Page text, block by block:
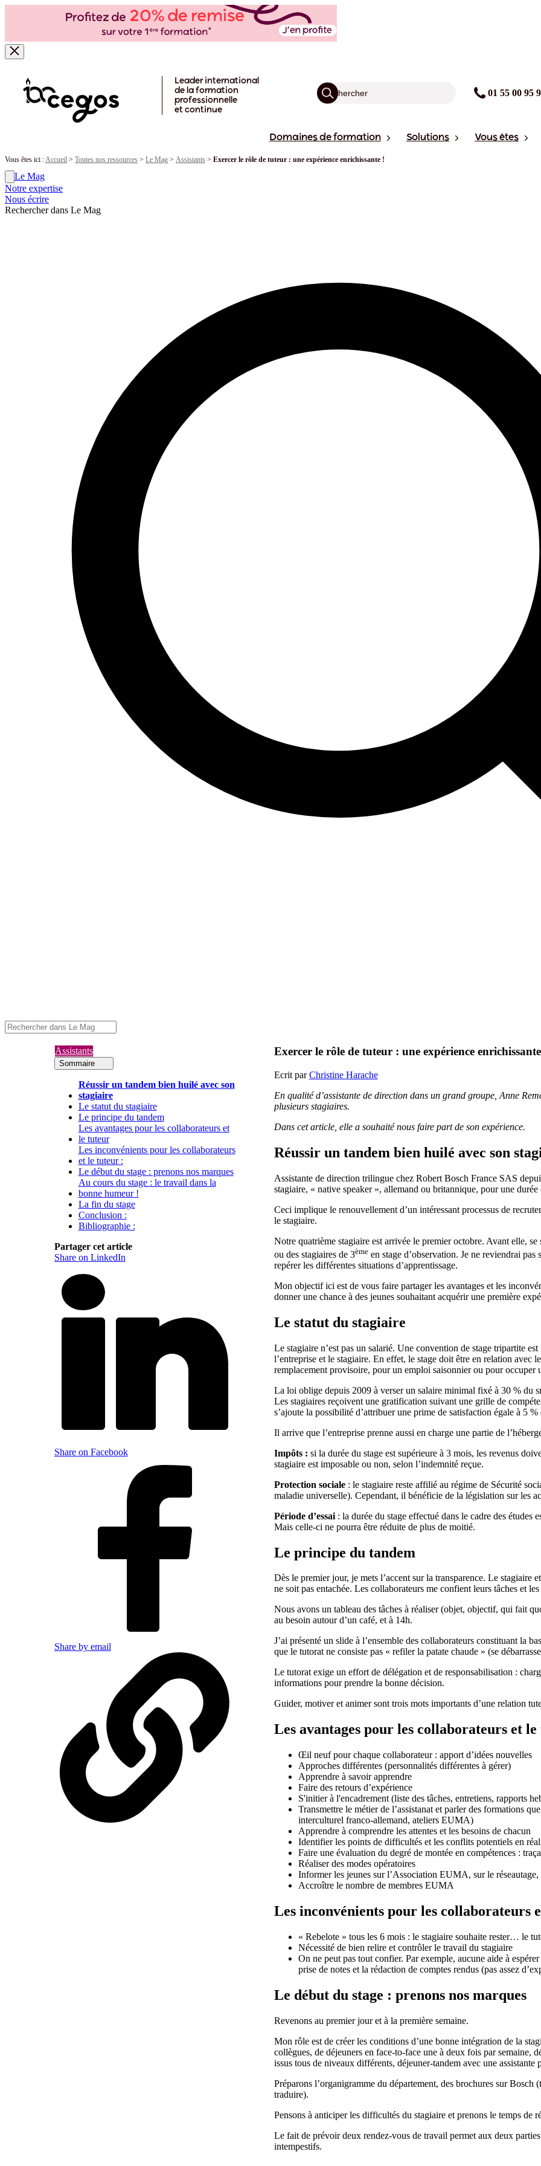
Leader international
de la formation
professionnelle
et continue
01 55 00 95
Domaines de formation Solutions Vous êtes
Vous êtes ici :Accueil > Toutes nos ressources > Le Mag > Assistants > Exercer le rôle de tuteur : une expérience enrichissante !
Le Mag
Notre expertise
Nous écrire
Rechercher dans Le Mag
Assistants
Sommaire
Réussir un tandem bien huilé avec son
stagiaire
Le statut du stagiaire
Le principe du tandem
Les avantages pour les collaborateurs et
le tuteur
Les inconvénients pour les collaborateurs
et le tuteur :
Le début du stage : prenons nos marques
Au cours du stage : le travail dans la
bonne humeur !
La fin du stage
Conclusion :
Bibliographie :
Partager cet article
Share on LinkedIn
Share on Facebook
Share by email
Exercer le rôle de tuteur : une expérience
Ecrit parChristine Harache
En qualité d’assistante de direction dans un grand groupe, Anne
plusieurs stagiaires.
Dans cet article, elle a souhaité nous faire part de son expérience.
Réussir un tandem bien huilé avec son
Assistante de direction trilingue chez Robert Bosch France SAS
stagiaire, « native speaker », allemand ou britannique, pour une durée
Ceci implique le renouvellement d’un intéressant processus de
le stagiaire.
Notre quatrième stagiaire est arrivée le premier octobre. Avant elle,
ou des stagiaires de 3èmeen stage d’observation. Je ne reviendrai pas
repérer les différentes situations d’apprentissage.
Mon objectif ici est de vous faire partager les avantages et les
donner une chance à des jeunes souhaitant acquérir une première
Le statut du stagiaire
Le stagiaire n’est pas un salarié. Une convention de stage tripartite
l’entreprise et le stagiaire. En effet, le stage doit être en relation avec
remplacement provisoire, pour un emploi saisonnier ou pour occuper
La loi oblige depuis 2009 à verser un salaire minimal fixé à 30 % du
Les stagiaires reçoivent une gratification suivant une grille de
s’ajoute la possibilité d’attribuer une prime de satisfaction égale à 5 %
Il arrive que l’entreprise prenne aussi en charge une partie de
Impôts : si la durée du stage est supérieure à 3 mois, les revenus
stagiaire est imposable ou non, selon l’indemnité reçue.
Protection sociale: le stagiaire reste affilié au régime de Sécurité
maladie universelle). Cependant, il bénéficie de la législation sur les
Période d’essai: la durée du stage effectué dans le cadre des études
Mais celle-ci ne pourra être réduite de plus de moitié.
Le principe du tandem
Dès le premier jour, je mets l’accent sur la transparence. Le stagiaire
ne soit pas entachée. Les collaborateurs me confient leurs tâches et
Nous avons un tableau des tâches à réaliser (objet, objectif, qui fait
au besoin autour d’un café, et à 14h.
J’ai présenté un slide à l’ensemble des collaborateurs constituant la
que le tutorat ne consiste pas « refiler la patate chaude » (se
Le tutorat exige un effort de délégation et de responsabilisation :
informations pour prendre la bonne décision.
Guider, motiver et animer sont trois mots importants d’une relation
Les avantages pour les collaborateurs et
Œil neuf pour chaque collaborateur : apport d’idées nouvelles
Approches différentes (personnalités différentes à gérer)
Apprendre à savoir apprendre
Faire des retours d’expérience
S'initier à l'encadrement (liste des tâches, entretiens, rapports
Transmettre le métier de l’assistanat et parler des formations
interculturel franco-allemand, ateliers EUMA)
Apprendre à comprendre les attentes et les besoins de chacun
Identifier les points de difficultés et les conflits potentiels en
Faire une évaluation du degré de montée en compétences :
Réaliser des modes opératoires
Informer les jeunes sur l’Association EUMA, sur le réseautage,
Accroître le nombre de membres EUMA
Les inconvénients pour les collaborateurs
« Rebelote » tous les 6 mois : le stagiaire souhaite rester… le
Nécessité de bien relire et contrôler le travail du stagiaire
On ne peut pas tout confier. Par exemple, aucune aide à
prise de notes et la rédaction de comptes rendus (pas assez
Le début du stage : prenons nos marques
Revenons au premier jour et à la première semaine.
Mon rôle est de créer les conditions d’une bonne intégration de la
collègues, de déjeuners en face-to-face une à deux fois par semaine,
issus tous de niveaux différents, déjeuner-tandem avec une
Préparons l’organigramme du département, des brochures sur
traduire).
Pensons à anticiper les difficultés du stagiaire et prenons le temps de
Le fait de prévoir deux rendez-vous de travail permet aux deux
intempestifs.